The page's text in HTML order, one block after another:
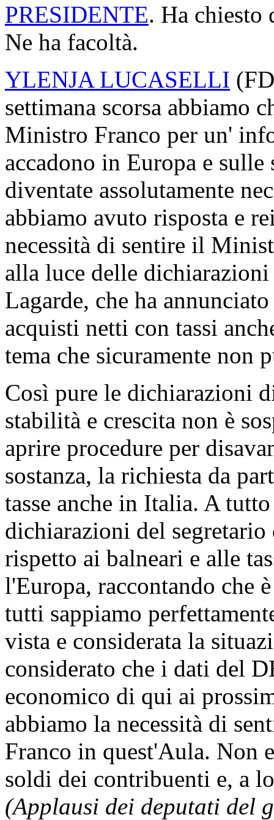
PRESIDENTE. Ha chiesto
Ne ha facoltà.
YLENJA LUCASELLI (
settimana scorsa abbiamo
Ministro Franco per un'
accadono in Europa e sulle
diventate assolutamente
abbiamo avuto risposta e
necessità di sentire il
alla luce delle
Lagarde, che ha
acquisti netti con tassi
tema che sicuramente non
Così pure le dichiarazioni
stabilità e crescita non è
aprire procedure per
sostanza, la richiesta da
tasse anche in Italia. A
dichiarazioni del
rispetto ai balneari e alle
l'Europa, raccontando che
tutti sappiamo
vista e considerata la
considerato che i dati del
economico di qui ai
abbiamo la necessità di
Franco in quest'Aula. Non
soldi dei contribuenti e, a
(Applausi dei deputati del